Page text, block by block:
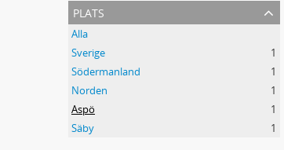
plats
Alla
Sverige
1
Södermanland
1
Norden
1
Aspö
1
Säby
1